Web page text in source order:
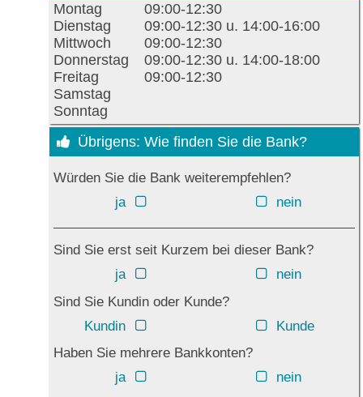
Montag
09:00-12:30
Dienstag
09:00-12:30 u. 14:00-16:00
Mittwoch
09:00-12:30
Donnerstag
09:00-12:30 u. 14:00-18:00
Freitag
09:00-12:30
Samstag
Sonntag
Übrigens: Wie finden Sie die Bank?
Würden Sie die Bank weiterempfehlen?
ja
nein
Sind Sie erst seit Kurzem bei dieser Bank?
ja
nein
Sind Sie Kundin oder Kunde?
Kundin
Kunde
Haben Sie mehrere Bankkonten?
ja
nein